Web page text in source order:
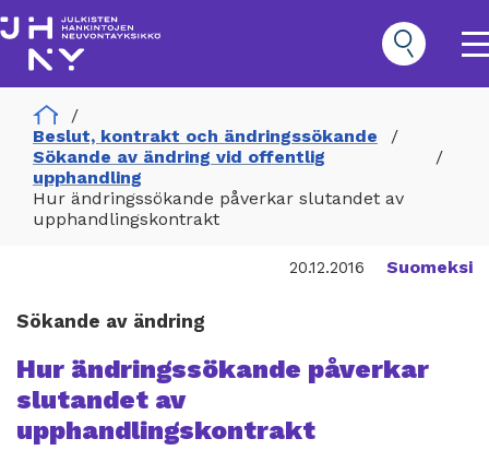
till
huvudinnehåll
Hankinnat
Päävalikko
Home
Beslut, kontrakt och ändringssökande
Sökande av ändring vid offentlig
upphandling
Hur ändringssökande påverkar slutandet av
upphandlingskontrakt
20.12.2016 Suomeksi
Sökande av ändring
Hur ändringssökande påverkar
slutandet av
upphandlingskontrakt